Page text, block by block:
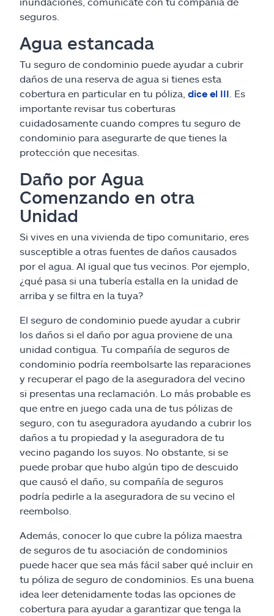
seguros.
Agua estancada
Tu seguro de condominio puede ayudar a cubrir
daños de una reserva de agua si tienes esta
cobertura en particular en tu póliza, dice el III . Es
importante revisar tus coberturas
cuidadosamente cuando compres tu seguro de
condominio para asegurarte de que tienes la
protección que necesitas.
Daño por Agua
Comenzando en otra
Unidad
Si vives en una vivienda de tipo comunitario, eres
susceptible a otras fuentes de daños causados
por el agua. Al igual que tus vecinos. Por ejemplo,
¿qué pasa si una tubería estalla en la unidad de
arriba y se filtra en la tuya?
El seguro de condominio puede ayudar a cubrir
los daños si el daño por agua proviene de una
unidad contigua. Tu compañía de seguros de
condominio podría reembolsarte las reparaciones
y recuperar el pago de la aseguradora del vecino
si presentas una reclamación. Lo más probable es
que entre en juego cada una de tus pólizas de
seguro, con tu aseguradora ayudando a cubrir los
daños a tu propiedad y la aseguradora de tu
vecino pagando los suyos. No obstante, si se
puede probar que hubo algún tipo de descuido
que causó el daño, su compañía de seguros
podría pedirle a la aseguradora de su vecino el
reembolso.
Además, conocer lo que cubre la póliza maestra
de seguros de tu asociación de condominios
puede hacer que sea más fácil saber qué incluir en
tu póliza de seguro de condominios. Es una buena
idea leer detenidamente todas las opciones de
cobertura para ayudar a garantizar que tenga la